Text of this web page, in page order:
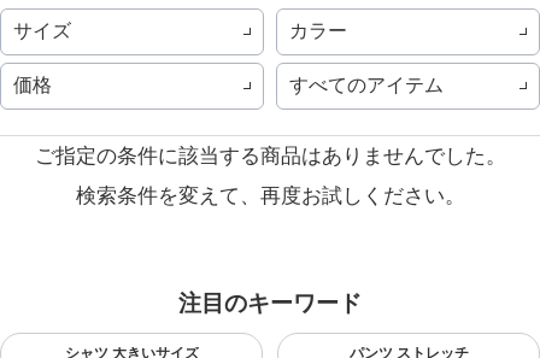
サイズ カラー
価格 すべてのアイテム
ご指定の条件に該当する商品はありませんでした。
検索条件を変えて、再度お試しください。
注目のキーワード
シャツ 大きいサイズ パンツ ストレッチ